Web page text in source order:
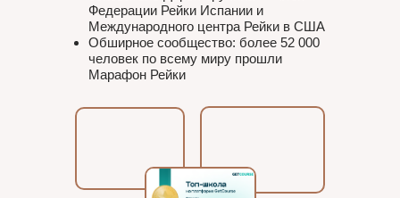
Федерации Рейки Испании и
Международного центра Рейки в США
Обширное сообщество: более 52 000
человек по всему миру прошли
Марафон Рейки